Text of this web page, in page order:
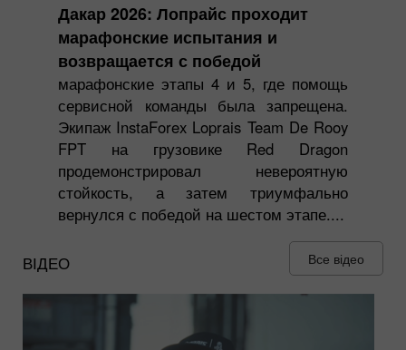
Дакар 2026: Лопрайс проходит
марафонские испытания и
возвращается с победой
марафонские этапы 4 и 5, где помощь
сервисной команды была запрещена.
Экипаж InstaForex Loprais Team De Rooy
FPT на грузовике Red Dragon
продемонстрировал невероятную
стойкость, а затем триумфально
вернулся с победой на шестом этапе....
ВІДЕО Все відео